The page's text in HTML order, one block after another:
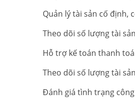
Quản lý tài sản cố định,
Theo dõi số lượng tài
Hỗ trợ kế toán thanh
Theo dõi số lượng tài
Đánh giá tình trạng